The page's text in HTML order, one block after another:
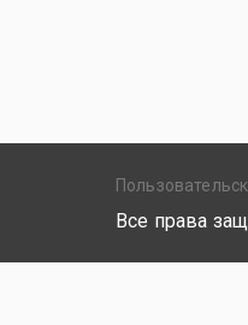
Все права